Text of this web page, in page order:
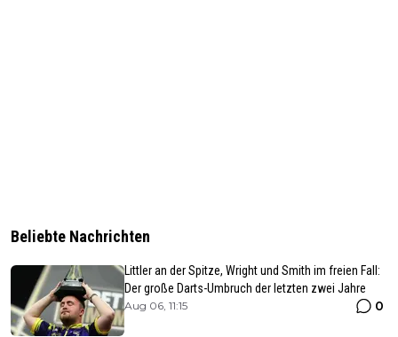
Beliebte Nachrichten
Littler an der Spitze, Wright und Smith im freien Fall:
Der große Darts-Umbruch der letzten zwei Jahre
Aug 06, 11:15 0